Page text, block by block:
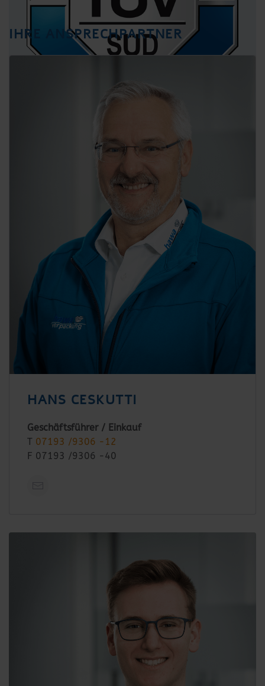
Nichts wird bei hawa dem Zufall überlassen.
Für uns als zertifiziertes Unternehmen ein
Selbstverständnis im Alltag.
IHRE ANSPRECHPARTNER
HANS CESKUTTI
Geschäftsführer / Einkauf
T 07193 /9306 -12
F 07193 /9306 -40